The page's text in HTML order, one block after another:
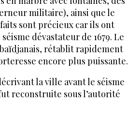
militaire), ainsi que le
sont précieux car ils ont
dévastateur de 1679. Le
rétablit rapidement
encore plus puissante.
la ville avant le séisme
reconstruite sous l’autorité